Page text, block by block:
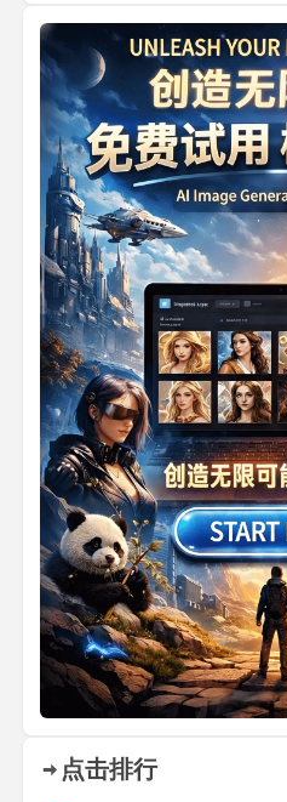
点击排行